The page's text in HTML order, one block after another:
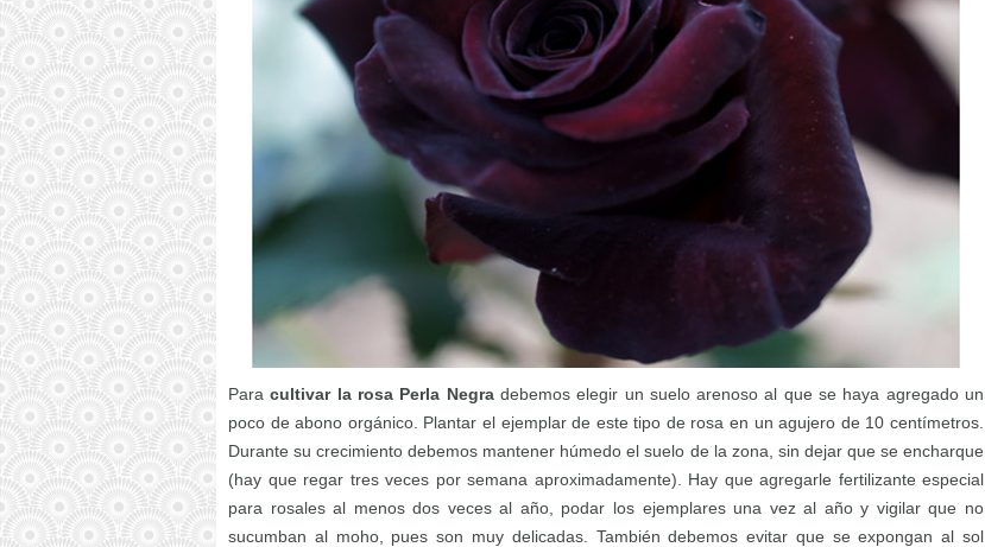
Paracultivar la rosa Perla Negradebemos elegir un suelo arenoso al que se haya agregado un
poco de abono orgánico. Plantar el ejemplar de este tipo de rosa en un agujero de 10 centímetros.
Durante su crecimiento debemos mantener húmedo el suelo de la zona, sin dejar que se encharque
(hay que regar tres veces por semana aproximadamente). Hay que agregarle fertilizante especial
para rosales al menos dos veces al año, podar los ejemplares una vez al año y vigilar que no
sucumban al moho, pues son muy delicadas. También debemos evitar que se expongan al sol